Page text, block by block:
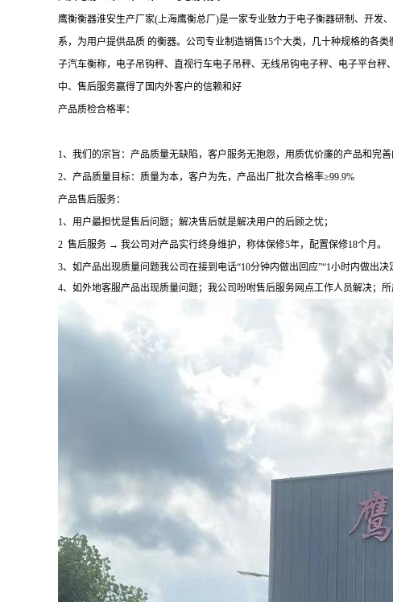
鹰衡衡器淮安生产厂家(上海鹰衡总厂)是一家专业致力于电子衡器研制、开发
系，为用户提供品质 的衡器。公司专业制造销售15个大类，几十种规格的各
子汽车衡称，电子吊钩秤、直视行车电子吊秤、无线吊钩电子秤、电子平台
中、售后服务赢得了国内外客户的信赖和好
产品质检合格率：
1、我们的宗旨：产品质量无缺陷，客户服务无抱怨，用质优价廉的产品和完善
2、产品质量目标：质量为本，客户为先，产品出厂批次合格率≥99.9%
产品售后服务：
1、用户最担忧是售后问题；解决售后就是解决用户的后顾之忧；
2 售后服务 → 我公司对产品实行终身维护，称体保修5年，配置保修18个月。
3、如产品出现质量问题我公司在接到电话“10分钟内做出回应”“1小时内做出决
4、如外地客服产品出现质量问题；我公司吩咐售后服务网点工作人员解决；所